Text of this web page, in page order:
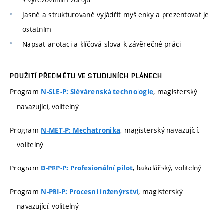
Jasně a strukturovaně vyjádřit myšlenky a prezentovat je
ostatním
Napsat anotaci a klíčová slova k závěrečné práci
POUŽITÍ PŘEDMĚTU VE STUDIJNÍCH PLÁNECH
Program N-SLE-P: Slévárenská technologie, magisterský
navazující, volitelný
Program N-MET-P: Mechatronika, magisterský navazující,
volitelný
Program B-PRP-P: Profesionální pilot, bakalářský, volitelný
Program N-PRI-P: Procesní inženýrství, magisterský
navazující, volitelný